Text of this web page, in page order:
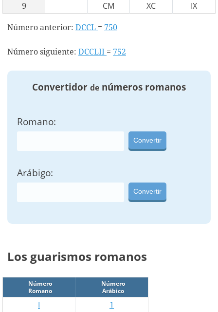
9
CM XC IX
Número anterior: DCCL = 750
Número siguiente: DCCLII = 752
Convertidor de números romanos
Romano:
Convertir
Arábigo:
Convertir
Los guarismos romanos
Número
Romano
Número
Arábico
I
1